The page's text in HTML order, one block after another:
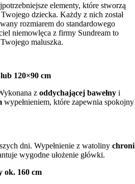
elementy, które stworzą
dziecka. Każdy z nich został
rozmiarem do standardowego
niemowlęca z firmy Sundream to
maluszka.
120×90 cm
zoddychającej bawełny i
wypełnieniem, które zapewnia spokojny
dni. Wypełnienie z watolinychroni
wygodne ułożenie główki.
ok. 160 cm